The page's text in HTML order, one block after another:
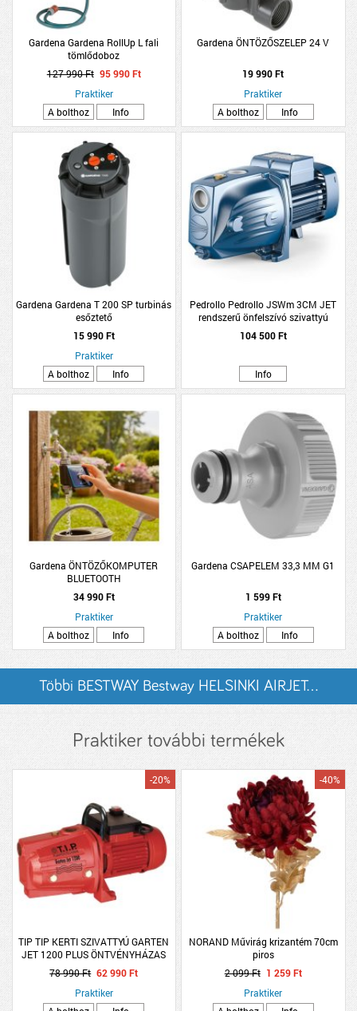
Gardena Gardena RollUp L fali
tömlődoboz
127 990 Ft 95 990 Ft
Praktiker
A bolthoz
Info
Gardena ÖNTÖZŐSZELEP 24 V
19 990 Ft
Praktiker
A bolthoz
Info
Gardena Gardena T 200 SP turbinás
esőztető
15 990 Ft
Praktiker
A bolthoz
Info
Pedrollo Pedrollo JSWm 3CM JET
rendszerű önfelszívó szivattyú
rozsdamentes járókerékkel
104 500 Ft
Info
Gardena ÖNTÖZŐKOMPUTER
BLUETOOTH
34 990 Ft
Praktiker
A bolthoz
Info
Gardena CSAPELEM 33,3 MM G1
1 599 Ft
Praktiker
A bolthoz
Info
Többi BESTWAY Bestway HELSINKI AIRJET...
listázása
Praktiker további termékek
TIP TIP KERTI SZIVATTYÚ GARTEN
JET 1200 PLUS ÖNTVÉNYHÁZAS
-20%
78 990 Ft 62 990 Ft
Praktiker
NORAND Művirág krizantém 70cm
piros
-40%
2 099 Ft 1 259 Ft
Praktiker